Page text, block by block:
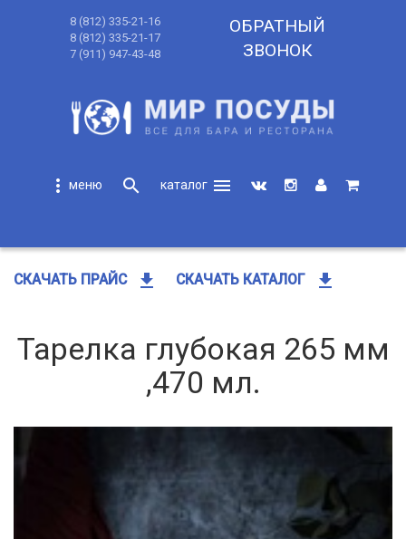
8 (812) 335-21-16
8 (812) 335-21-17
7 (911) 947-43-48
ОБРАТНЫЙ
ЗВОНОК
more_vert search
menu
СКАЧАТЬ ПРАЙС get_app СКАЧАТЬ КАТАЛОГ get_app
Тарелка глубокая 265 мм
,470 мл.